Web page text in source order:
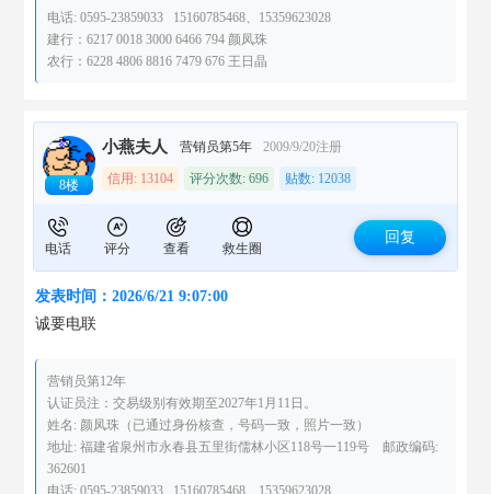
电话: 0595-23859033 15160785468、15359623028
建行：6217 0018 3000 6466 794 颜凤珠
农行：6228 4806 8816 7479 676 王日晶
8楼
小燕夫人 营销员第5年 2009/9/20注册
信用: 13104 评分次数: 696 贴数: 12038
电话 评分 查看 救生圈
回复
发表时间：2026/6/21 9:07:00
诚要电联
营销员第12年
认证员注：交易级别有效期至2027年1月11日。
姓名: 颜凤珠（已通过身份核查，号码一致，照片一致）
地址: 福建省泉州市永春县五里街儒林小区118号一119号 邮政编码:
362601
电话: 0595-23859033 15160785468、15359623028